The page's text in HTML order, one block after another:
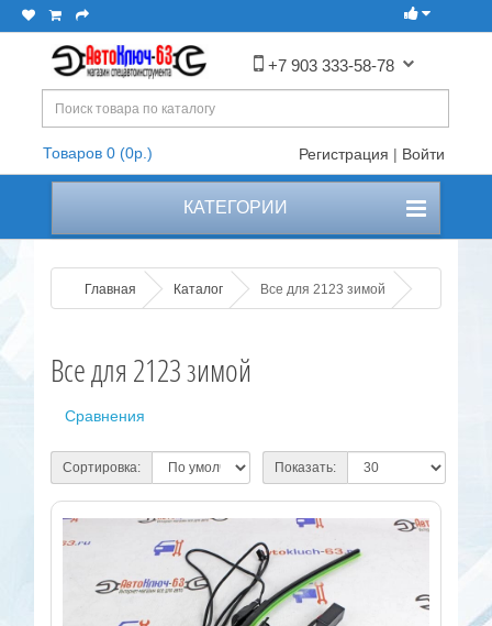
+7 903 333-58-78
Товаров 0 (0р.) Регистрация | Войти
КАТЕГОРИИ
Главная Каталог Все для 2123 зимой
Все для 2123 зимой
Сравнения
Сортировка: Показать: